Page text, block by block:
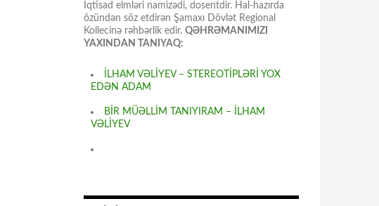
İqtisad elmləri namizədi, dosentdir. Hal-hazırda
özündən söz etdirən Şamaxı Dövlət Regional
Kollecinə rəhbərlik edir. QƏHRƏMANIMIZI
YAXINDAN TANIYAQ:
İLHAM VƏLİYEV – STEREOTİPLƏRİ YOX
EDƏN ADAM
BİR MÜƏLLİM TANIYIRAM – İLHAM
VƏLİYEV